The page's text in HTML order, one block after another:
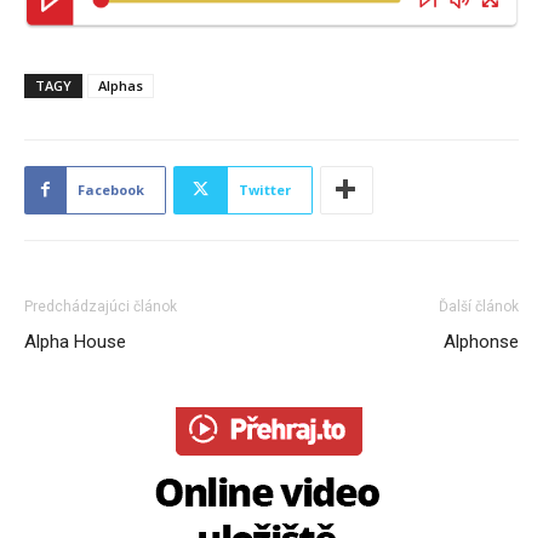
TAGY Alphas
Facebook Twitter
Predchádzajúci článok
Alpha House
Ďalší článok
Alphonse